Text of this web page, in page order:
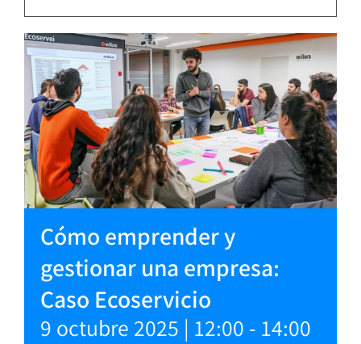
Cómo emprender y
gestionar una empresa:
Caso Ecoservicio
9 octubre 2025 | 12:00 - 14:00